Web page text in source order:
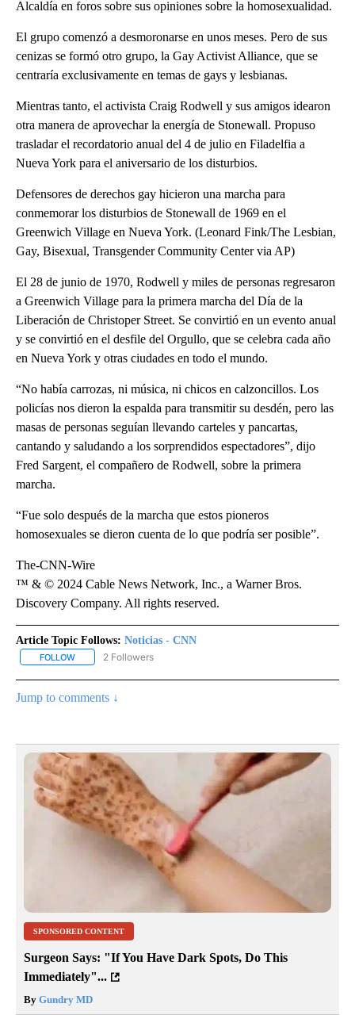
Alcaldía en foros sobre sus opiniones sobre la homosexualidad.
El grupo comenzó a desmoronarse en unos meses. Pero de sus
cenizas se formó otro grupo, la Gay Activist Alliance, que se
centraría exclusivamente en temas de gays y lesbianas.
Mientras tanto, el activista Craig Rodwell y sus amigos idearon
otra manera de aprovechar la energía de Stonewall. Propuso
trasladar el recordatorio anual del 4 de julio en Filadelfia a
Nueva York para el aniversario de los disturbios.
Defensores de derechos gay hicieron una marcha para
conmemorar los disturbios de Stonewall de 1969 en el
Greenwich Village en Nueva York. (Leonard Fink/The Lesbian,
Gay, Bisexual, Transgender Community Center via AP)
El 28 de junio de 1970, Rodwell y miles de personas regresaron
a Greenwich Village para la primera marcha del Día de la
Liberación de Christoper Street. Se convirtió en un evento anual
y se convirtió en el desfile del Orgullo, que se celebra cada año
en Nueva York y otras ciudades en todo el mundo.
“No había carrozas, ni música, ni chicos en calzoncillos. Los
policías nos dieron la espalda para transmitir su desdén, pero las
masas de personas seguían llevando carteles y pancartas,
cantando y saludando a los sorprendidos espectadores”, dijo
Fred Sargent, el compañero de Rodwell, sobre la primera
marcha.
“Fue solo después de la marcha que estos pioneros
homosexuales se dieron cuenta de lo que podría ser posible”.
The-CNN-Wire
™ & © 2024 Cable News Network, Inc., a Warner Bros.
Discovery Company. All rights reserved.
Article Topic Follows: Noticias - CNN
FOLLOW FOLLOW "NOTICIAS - CNN" TO RECEIVE NOTIFICATIONS ABOUT
2 Followers
Jump to comments ↓
SPONSORED CONTENT
Surgeon Says: "If You Have Dark Spots, Do This
Immediately"...
By Gundry MD